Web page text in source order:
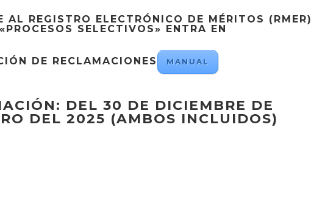
AL REGISTRO ELECTRÓNICO DE MÉRITOS (RMER)
SELECTIVOS» ENTRA EN
DE RECLAMACIONES
MANUAL
DEL30 DE DICIEMBRE DE
DEL 2025 (AMBOS INCLUIDOS)